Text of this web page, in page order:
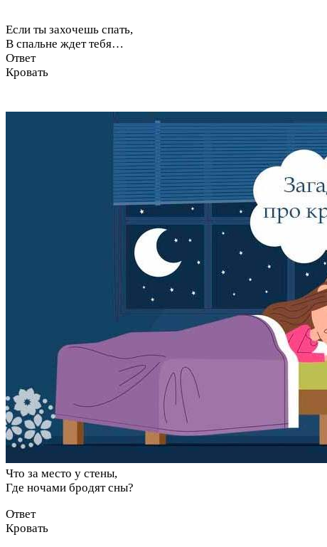
Если ты захочешь спать,
В спальне ждет тебя…
Ответ
Кровать
Что за место у стены,
Где ночами бродят сны?
Ответ
Кровать